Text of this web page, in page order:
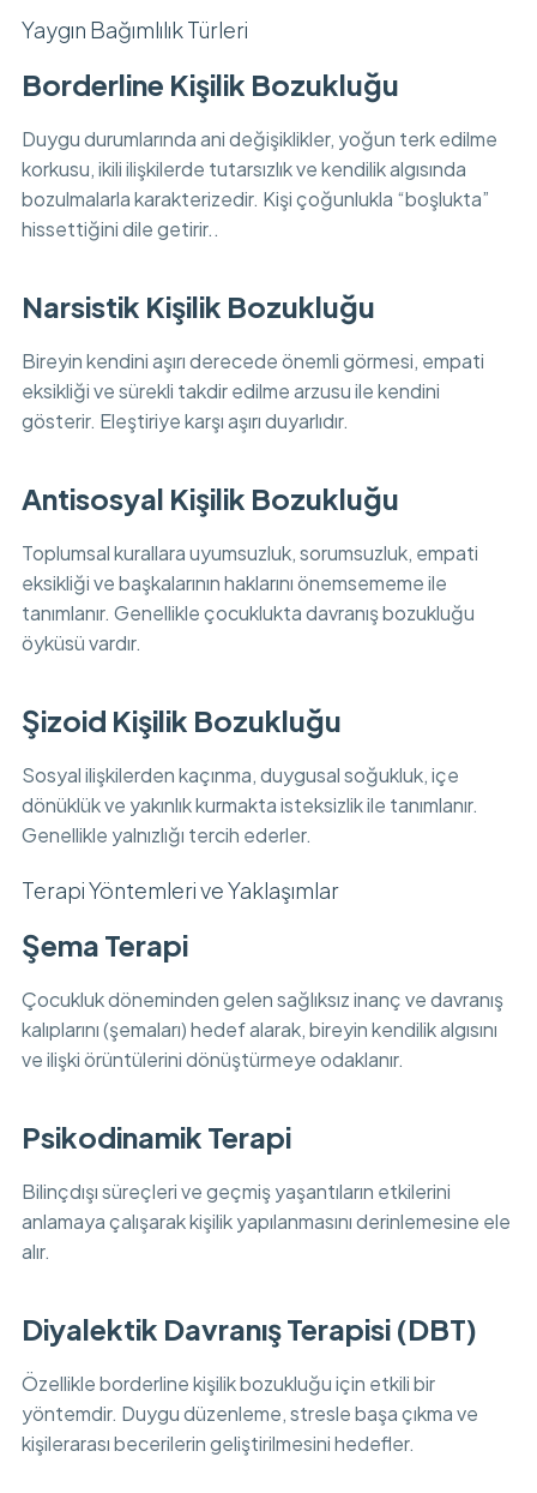
Yaygın Bağımlılık Türleri
Borderline Kişilik Bozukluğu
Duygu durumlarında ani değişiklikler, yoğun terk edilme
korkusu, ikili ilişkilerde tutarsızlık ve kendilik algısında
bozulmalarla karakterizedir. Kişi çoğunlukla “boşlukta”
hissettiğini dile getirir..
Narsistik Kişilik Bozukluğu
Bireyin kendini aşırı derecede önemli görmesi, empati
eksikliği ve sürekli takdir edilme arzusu ile kendini
gösterir. Eleştiriye karşı aşırı duyarlıdır.
Antisosyal Kişilik Bozukluğu
Toplumsal kurallara uyumsuzluk, sorumsuzluk, empati
eksikliği ve başkalarının haklarını önemsememe ile
tanımlanır. Genellikle çocuklukta davranış bozukluğu
öyküsü vardır.
Şizoid Kişilik Bozukluğu
Sosyal ilişkilerden kaçınma, duygusal soğukluk, içe
dönüklük ve yakınlık kurmakta isteksizlik ile tanımlanır.
Genellikle yalnızlığı tercih ederler.
Terapi Yöntemleri ve Yaklaşımlar
Şema Terapi
Çocukluk döneminden gelen sağlıksız inanç ve davranış
kalıplarını (şemaları) hedef alarak, bireyin kendilik algısını
ve ilişki örüntülerini dönüştürmeye odaklanır.
Psikodinamik Terapi
Bilinçdışı süreçleri ve geçmiş yaşantıların etkilerini
anlamaya çalışarak kişilik yapılanmasını derinlemesine ele
alır.
Diyalektik Davranış Terapisi (DBT)
Özellikle borderline kişilik bozukluğu için etkili bir
yöntemdir. Duygu düzenleme, stresle başa çıkma ve
kişilerarası becerilerin geliştirilmesini hedefler.